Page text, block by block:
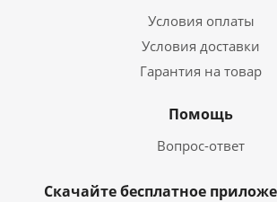
Условия оплаты
Условия доставки
Гарантия на товар
Помощь
Вопрос-ответ
Скачайте бесплатное